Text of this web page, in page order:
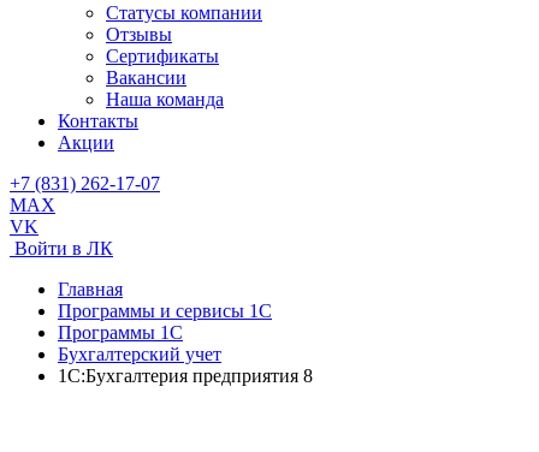
Cтатусы компании
Отзывы
Сертификаты
Вакансии
Наша команда
Контакты
Акции
+7 (831) 262-17-07
MAX
VK
Войти в ЛК
Главная
Программы и сервисы 1С
Программы 1С
Бухгалтерский учет
1С:Бухгалтерия предприятия 8